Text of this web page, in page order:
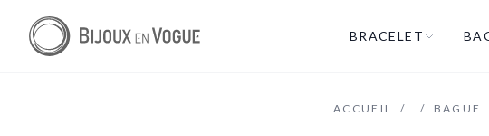
BRACELET
ACCUEIL / / BAGUE